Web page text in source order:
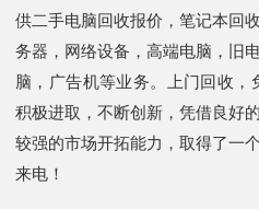
供二手电脑回收报价，笔记本回
务器，网络设备，高端电脑，旧
脑，广告机等业务。上门回收，
积极进取，不断创新，凭借良好
较强的市场开拓能力，取得了一
来电！